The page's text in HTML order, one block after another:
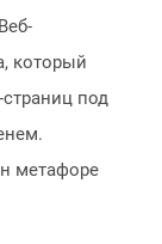
который
под
метафоре